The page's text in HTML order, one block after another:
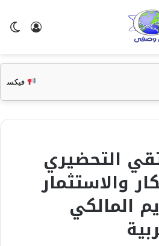
تسجيل
التحضيري
والاستثمار
المالكي